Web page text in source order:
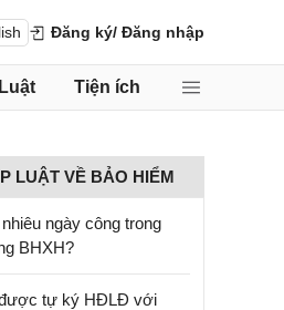
Đăng ký/ Đăng nhập
Tiện ích
LUẬT VỀ BẢO HIỂM
ngày công trong
BHXH?
tự ký HĐLĐ với